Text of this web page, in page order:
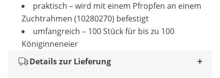
praktisch – wird mit einem Pfropfen an einem
Zuchtrahmen (10280270) befestigt
umfangreich – 100 Stück für bis zu 100
Königinneneier
Details zur Lieferung